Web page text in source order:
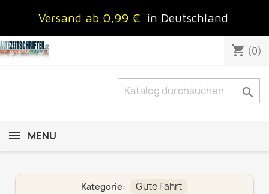
Versand ab 0,99 € in Deutschland
shopping_cart (0)

MENU
Kategorie: Gute Fahrt